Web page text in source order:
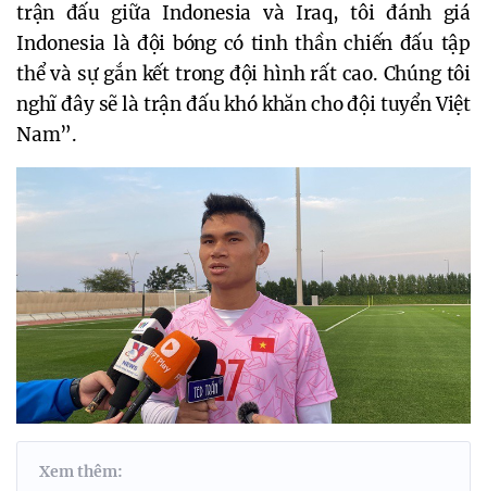
trận đấu giữa Indonesia và Iraq, tôi đánh giá
Indonesia là đội bóng có tinh thần chiến đấu tập
thể và sự gắn kết trong đội hình rất cao. Chúng tôi
nghĩ đây sẽ là trận đấu khó khăn cho đội tuyển Việt
Nam”.
Xem thêm: